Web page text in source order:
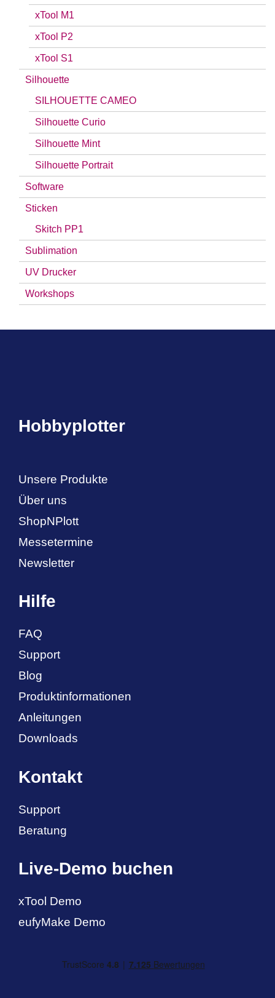
xTool M1
xTool P2
xTool S1
Silhouette
SILHOUETTE CAMEO
Silhouette Curio
Silhouette Mint
Silhouette Portrait
Software
Sticken
Skitch PP1
Sublimation
UV Drucker
Workshops
Hobbyplotter
Unsere Produkte
Über uns
ShopNPlott
Messetermine
Newsletter
Hilfe
FAQ
Support
Blog
Produktinformationen
Anleitungen
Downloads
Kontakt
Support
Beratung
Live-Demo buchen
xTool Demo
eufyMake Demo